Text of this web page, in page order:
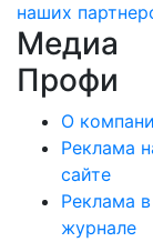
наших
Медиа
Профи
О
Реклама
сайте
Реклама в
журнале